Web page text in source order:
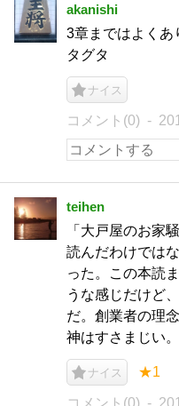
akanishi
3章まではよくあ
タグタ
ナイス
コメント(0)
teihen
「大戸屋のお家
読んだわけでは
った。この本読
うな感じだけど
だ。創業者の理
神はすさまじい。
ナイス ★1
コメント(0)